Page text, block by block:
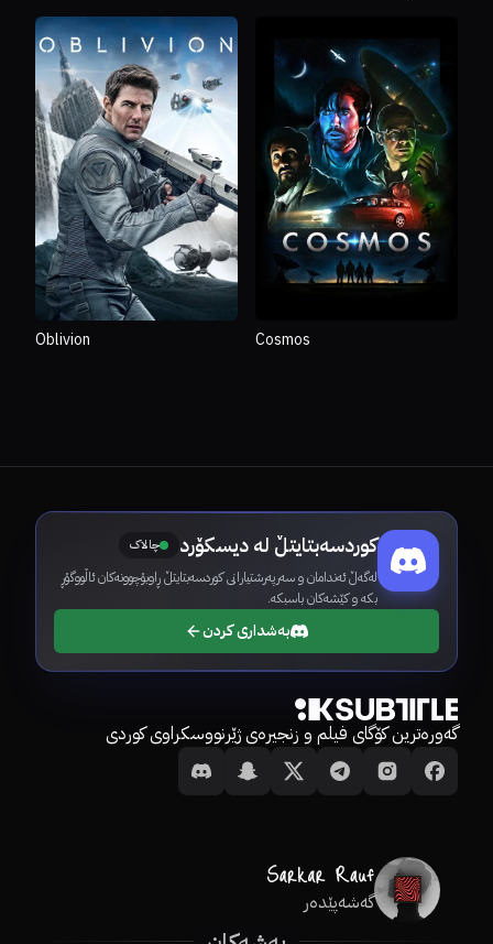
Dimension
Oblivion Cosmos
کوردسەبتایتڵ لە دیسکۆرد چالاک
لەگەڵ ئەندامان و سەرپەرشتیارانی کوردسەبتایتڵ ڕاوبۆچوونەکان ئاڵووگۆڕ
بکە و کێشەکان باسبکە.
بەشداری کردن
گەورەترین کۆگای فیلم و زنجیرەی ژێرنووسکراوی کوردی
گەشەپێدەر